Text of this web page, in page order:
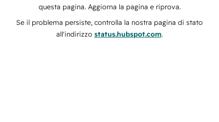
questa pagina. Aggiorna la pagina e riprova.
Se il problema persiste, controlla la nostra pagina di stato
all'indirizzo status.hubspot.com.